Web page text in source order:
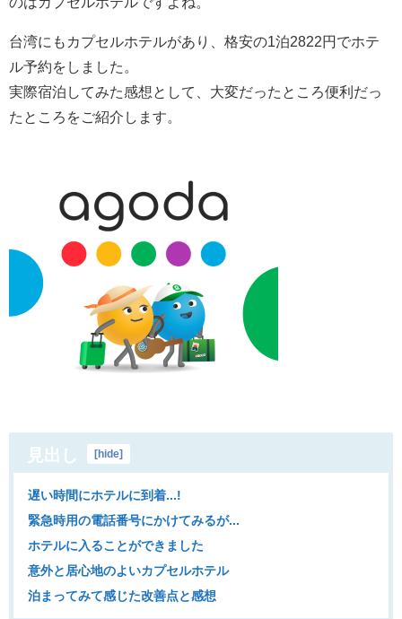
台湾にもカプセルホテルがあり、格安の1泊2822円でホテ
ル予約をしました。
実際宿泊してみた感想として、大変だったところ便利だっ
たところをご紹介します。
見出し [hide]
遅い時間にホテルに到着...!
緊急時用の電話番号にかけてみるが...
ホテルに入ることができました
意外と居心地のよいカプセルホテル
泊まってみて感じた改善点と感想